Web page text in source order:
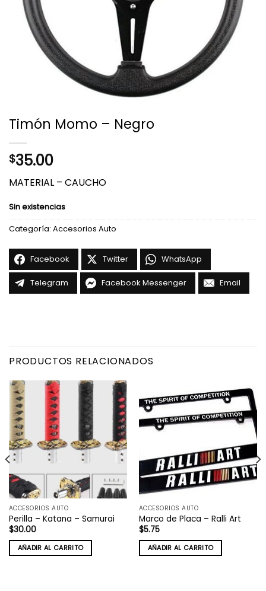
Timón Momo – Negro
$35.00
MATERIAL – CAUCHO
Sin existencias
Categoría: Accesorios Auto
Facebook Twitter WhatsApp
Telegram Facebook Messenger Email
PRODUCTOS RELACIONADOS
ACCESORIOS AUTO
Perilla – Katana – Samurai
$30.00
AÑADIR AL CARRITO
ACCESORIOS AUTO
Marco de Placa – Ralli Art
$5.75
AÑADIR AL CARRITO